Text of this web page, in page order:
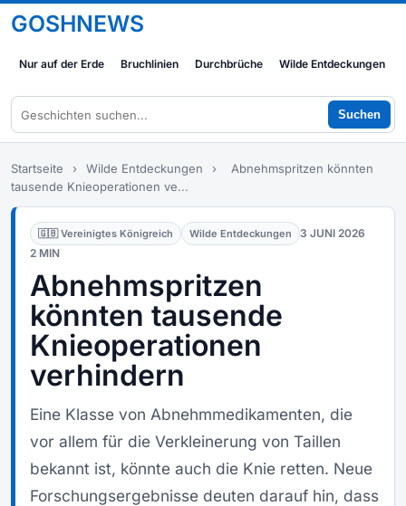
GOSHNEWS
Nur auf der Erde Bruchlinien Durchbrüche Wilde Entdeckungen
Suchen
Startseite › Wilde Entdeckungen ›
Abnehmspritzen könnten
tausende Knieoperationen ve...
🇬🇧 Vereinigtes Königreich Wilde Entdeckungen
3 JUNI 2026
2 MIN
Abnehmspritzen
könnten tausende
Knieoperationen
verhindern
Eine Klasse von Abnehmmedikamenten, die
vor allem für die Verkleinerung von Taillen
bekannt ist, könnte auch die Knie retten. Neue
Forschungsergebnisse deuten darauf hin, dass